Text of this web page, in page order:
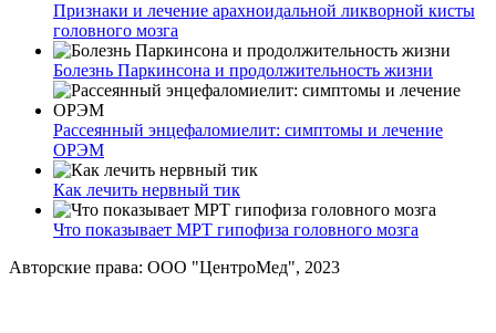
Признаки и лечение арахноидальной ликворной кисты
головного мозга
Болезнь Паркинсона и продолжительность жизни
Рассеянный энцефаломиелит: симптомы и лечение
ОРЭМ
Как лечить нервный тик
Что показывает МРТ гипофиза головного мозга
Авторские права: ООО "ЦентроМед", 2023